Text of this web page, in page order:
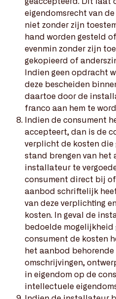
eigendomsrecht van
niet zonder zijn
hand worden gesteld
evenmin zonder zijn
gekopieerd of
Indien geen opdracht
deze bescheiden
daartoe door de
franco aan hem te
Indien de consument
accepteert, dan is de
verplicht de kosten
stand brengen van het
installateur te
consument direct bij
aanbod schriftelijk
van deze verplichting
kosten. In geval de
bedoelde
consument de kosten
het aanbod
omschrijvingen,
in eigendom op de
intellectuele